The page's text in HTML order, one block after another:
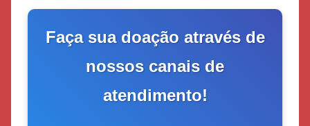
Faça sua doação através de
nossos canais de
atendimento!